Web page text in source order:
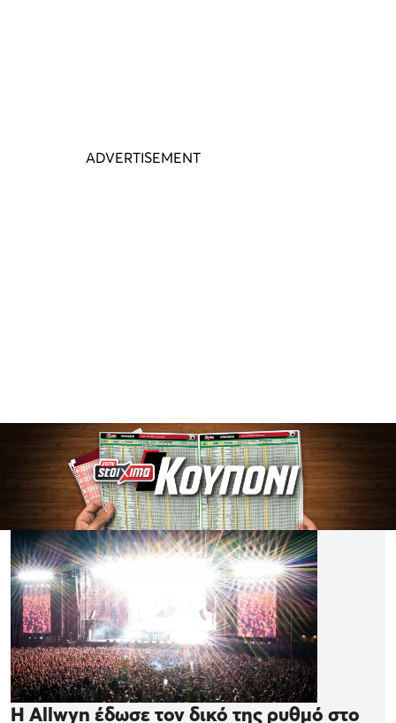
Η Allwyn έδωσε τον δικό της ρυθμό στο